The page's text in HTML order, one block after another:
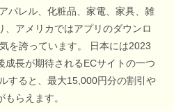
パレル、化粧品、家電、家具、雑
、アメリカではアプリのダウンロ
を誇っています。 日本には2023
成長が期待されるECサイトの一つ
すると、最大15,000円分の割引や
らえます。